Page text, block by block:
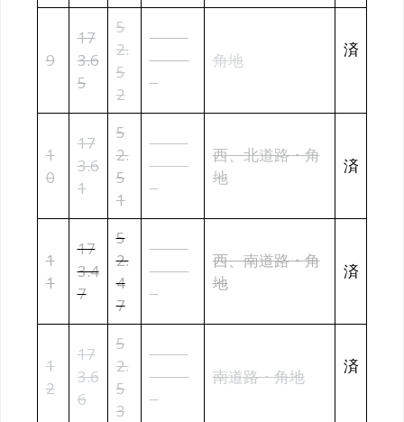
9
17
3.6
5
5
2.
5
2
¥12,6
00,00
0
角地
済
1
0
17
3.6
1
5
2.
5
1
¥13,1
30,00
0
西、北道路・角
地
済
1
1
17
3.4
7
5
2.
4
7
¥13,7
00,00
0
西、南道路・角
地
済
1
2
17
3.6
6
5
2.
5
3
¥13,1
30,00
0
南道路・角地
済